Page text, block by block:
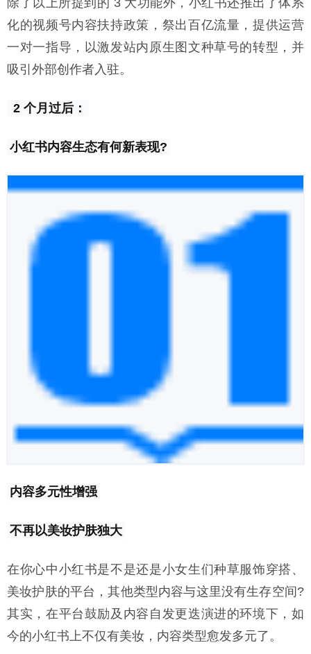
除了以上所提到的 3 大功能外，小红书还推出了体系
化的视频号内容扶持政策，祭出百亿流量，提供运营
一对一指导，以激发站内原生图文种草号的转型，并
吸引外部创作者入驻。
2 个月过后：
小红书内容生态有何新表现?
内容多元性增强
不再以美妆护肤独大
在你心中小红书是不是还是小女生们种草服饰穿搭、
美妆护肤的平台，其他类型内容与这里没有生存空间?
其实，在平台鼓励及内容自发更迭演进的环境下，如
今的小红书上不仅有美妆，内容类型愈发多元了。